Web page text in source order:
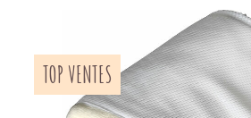
TOP VENTES